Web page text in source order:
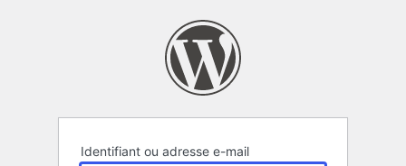
Identifiant ou adresse e-mail